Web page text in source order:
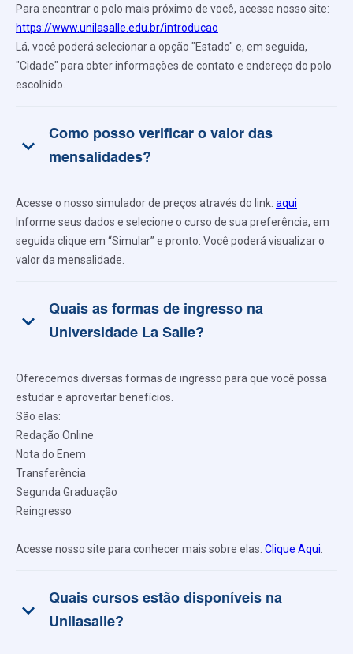
Para encontrar o polo mais próximo de você, acesse nosso site:
https://www.unilasalle.edu.br/introducao
Lá, você poderá selecionar a opção "Estado" e, em seguida,
"Cidade" para obter informações de contato e endereço do polo
escolhido.
keyboard_arrow_down
Como posso verificar o valor das
mensalidades?
Acesse o nosso simulador de preços através do link: aqui
Informe seus dados e selecione o curso de sua preferência, em
seguida clique em “Simular” e pronto. Você poderá visualizar o
valor da mensalidade.
keyboard_arrow_down
Quais as formas de ingresso na
Universidade La Salle?
Oferecemos diversas formas de ingresso para que você possa
estudar e aproveitar benefícios.
São elas:
Redação Online
Nota do Enem
Transferência
Segunda Graduação
Reingresso
Acesse nosso site para conhecer mais sobre elas. Clique Aqui
keyboard_arrow_down
Quais cursos estão disponíveis na
Unilasalle?